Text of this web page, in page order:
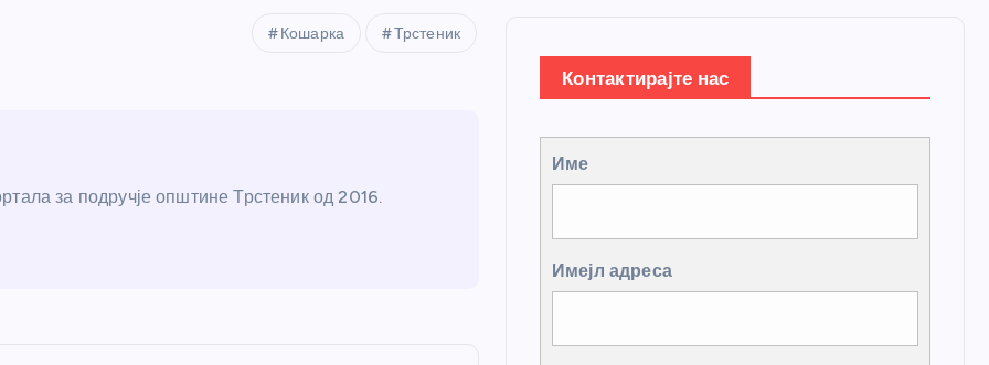
Кошарка Трстеник
за подручје општине Трстеник од 2016.
Контактирајте нас
Име
Имејл адреса